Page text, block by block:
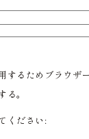
するためブラウザ
。
ください: